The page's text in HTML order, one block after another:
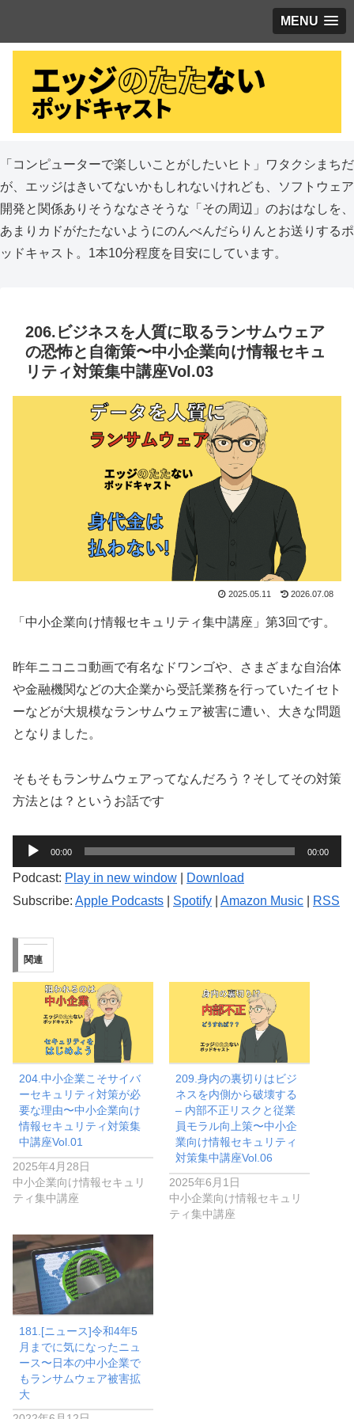
MENU
「コンピューターで楽しいことがしたいヒト」ワタクシまちだ
が、エッジはきいてないかもしれないけれども、ソフトウェア
開発と関係ありそうななさそうな「その周辺」のおはなしを、
あまりカドがたたないようにのんべんだらりんとお送りするポ
ッドキャスト。1本10分程度を目安にしています。
206.ビジネスを人質に取るランサムウェア
の恐怖と自衛策〜中小企業向け情報セキュ
リティ対策集中講座Vol.03
2025.05.11 2026.07.08
「中小企業向け情報セキュリティ集中講座」第3回です。
昨年ニコニコ動画で有名なドワンゴや、さまざまな自治体
や金融機関などの大企業から受託業務を行っていたイセト
ーなどが大規模なランサムウェア被害に遭い、大きな問題
となりました。
そもそもランサムウェアってなんだろう？そしてその対策
方法とは？というお話です
声
ヤ
00:00 00:00
Podcast: Play in new window
Download
Subscribe: Apple Podcasts Spotify Amazon Music RSS
関連
204.中小企業こそサイバ
ーセキュリティ対策が必
要な理由〜中小企業向け
情報セキュリティ対策集
中講座Vol.01
2025年4月28日
中小企業向け情報セキュリ
ティ集中講座
209.身内の裏切りはビジ
ネスを内側から破壊する
– 内部不正リスクと従業
員モラル向上策〜中小企
業向け情報セキュリティ
対策集中講座Vol.06
2025年6月1日
中小企業向け情報セキュリ
ティ集中講座
181.[ニュース]令和4年5
月までに気になったニュ
ース〜日本の中小企業で
もランサムウェア被害拡
大